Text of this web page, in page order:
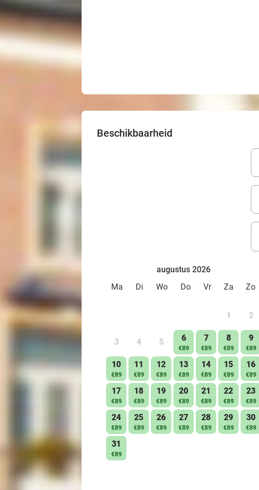
Beschikbaarheid
augustus 2026
Ma
Di Wo Do Vr Za Zo
1 2
3 4 5 6
€89
7
€89
8
€89
9
€89
10
€89
11
€89
12
€89
13
€89
14
€89
15
€89
16
€89
17
€89
18
€89
19
€89
20
€89
21
€89
22
€89
23
€89
24
€89
25
€89
26
€89
27
€89
28
€89
29
€89
30
€89
31
€89